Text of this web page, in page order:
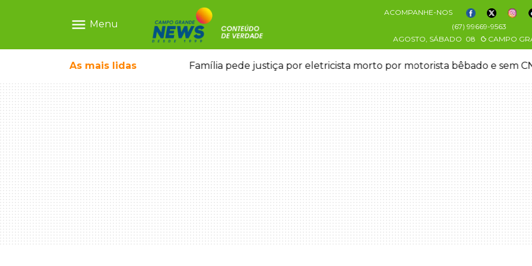
menu Menu
ACOMPANHE-NOS
(67) 99669-9563
AGOSTO, SÁBADO 08 CAMPO
As mais lidas
e morre a caminho do hospital Família pede justiça por eletricista morto por motorista bêbado e sem